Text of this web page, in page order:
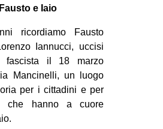
GENERI
MIGRAZIONI
PRECARIATO
REPRESSIONE
STUDENTI
e Iaio
ricordiamo Fausto
Iannucci, uccisi
fascista il 18 marzo
Mancinelli, un luogo
per i cittadini e per
che hanno a cuore